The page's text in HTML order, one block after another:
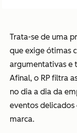
Trata-se de uma
que exige ótimas
argumentativas e
Afinal, o RP filtra
no dia a dia da
eventos
marca.